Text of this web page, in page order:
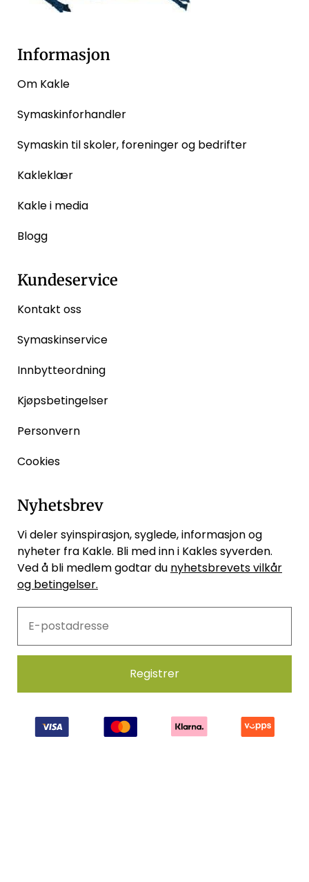
Informasjon
Om Kakle
Symaskinforhandler
Symaskin til skoler, foreninger og bedrifter
Kakleklær
Kakle i media
Blogg
Kundeservice
Kontakt oss
Symaskinservice
Innbytteordning
Kjøpsbetingelser
Personvern
Cookies
Nyhetsbrev
Vi deler syinspirasjon, syglede, informasjon og
nyheter fra Kakle. Bli med inn i Kakles syverden.
Ved å bli medlem godtar du nyhetsbrevets vilkår
og betingelser.